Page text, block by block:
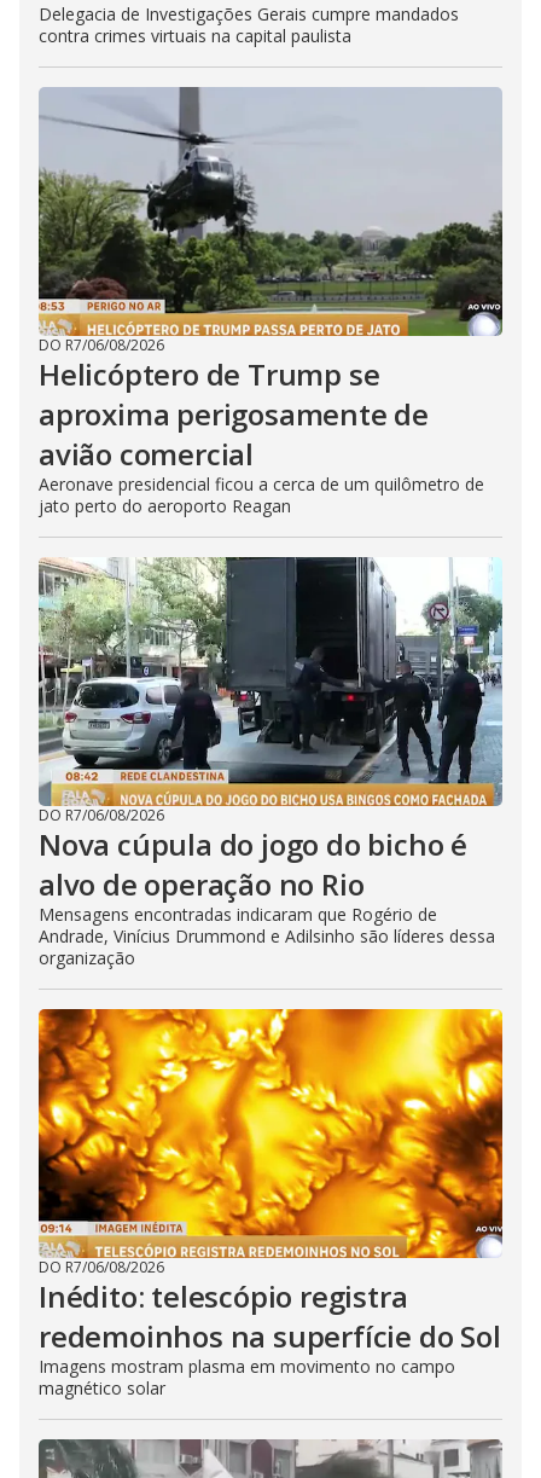
Delegacia de Investigações Gerais cumpre mandados
contra crimes virtuais na capital paulista
DO R7/06/08/2026
Helicóptero de Trump se
aproxima perigosamente de
avião comercial
Aeronave presidencial ficou a cerca de um quilômetro de
jato perto do aeroporto Reagan
DO R7/06/08/2026
Nova cúpula do jogo do bicho é
alvo de operação no Rio
Mensagens encontradas indicaram que Rogério de
Andrade, Vinícius Drummond e Adilsinho são líderes dessa
organização
DO R7/06/08/2026
Inédito: telescópio registra
redemoinhos na superfície do Sol
Imagens mostram plasma em movimento no campo
magnético solar